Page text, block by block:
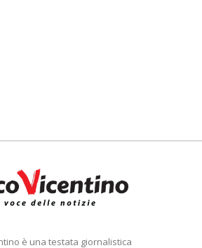
è una testata giornalistica